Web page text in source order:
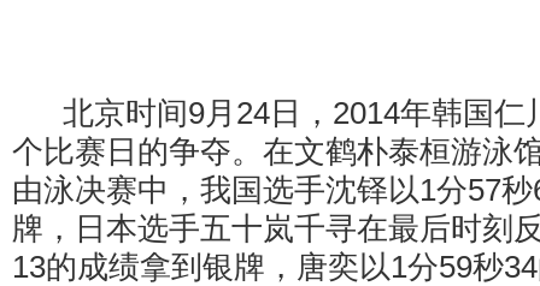
北京时间9月24日，2014年韩国仁
个比赛日的争夺。在文鹤朴泰桓游泳
由泳决赛中，我国选手沈铎以1分57
牌，日本选手五十岚千寻在最后时刻
13的成绩拿到银牌，唐奕以1分59秒